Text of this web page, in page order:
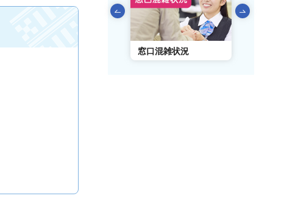
前のスライドを表示
窓口混雑状況